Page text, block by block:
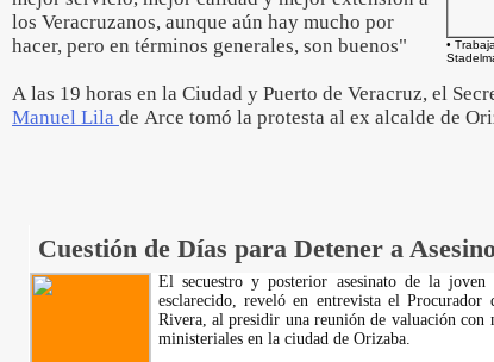
•
los Veracruzanos, aunque aún hay mucho por
hacer, pero en términos generales, son buenos"
A las 19 horas en la Ciudad y Puerto de Veracruz, el
Manuel Lila de Arce tomó la protesta al ex alcalde de
Cuestión de Días para Detener a
El secuestro y posterior asesinato de la joven
esclarecido, reveló en entrevista el
Rivera, al presidir una reunión de valuación con
ministeriales en la ciudad de Orizaba.